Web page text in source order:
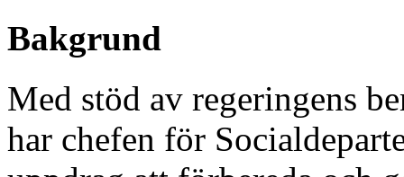
Bakgrund
Med stöd av regeringens
har chefen för